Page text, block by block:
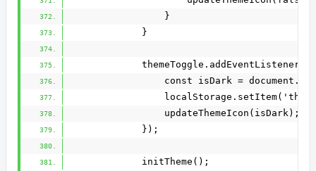
                }
            }
const isDark =
                updateThemeIcon(isDark);
            });
            initTheme();